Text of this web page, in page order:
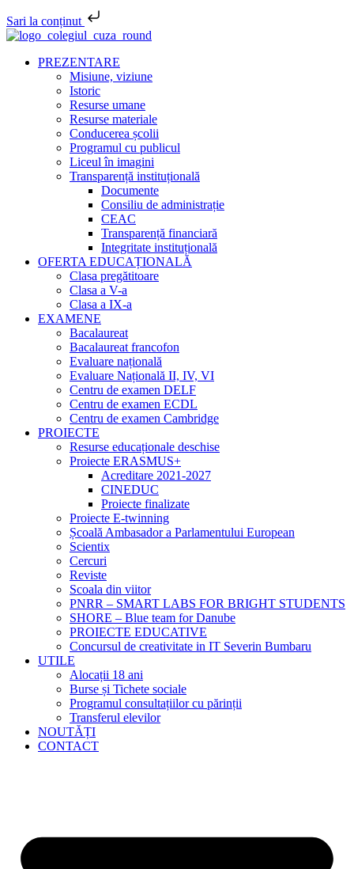
Sari la conținut
PREZENTARE
Misiune, viziune
Istoric
Resurse umane
Resurse materiale
Conducerea școlii
Programul cu publicul
Liceul în imagini
Transparență instituțională
Documente
Consiliu de administrație
CEAC
Transparență financiară
Integritate instituțională
OFERTA EDUCAȚIONALĂ
Clasa pregătitoare
Clasa a V-a
Clasa a IX-a
EXAMENE
Bacalaureat
Bacalaureat francofon
Evaluare națională
Evaluare Națională II, IV, VI
Centru de examen DELF
Centru de examen ECDL
Centru de examen Cambridge
PROIECTE
Resurse educaționale deschise
Proiecte ERASMUS+
Acreditare 2021-2027
CINEDUC
Proiecte finalizate
Proiecte E-twinning
Școală Ambasador a Parlamentului European
Scientix
Cercuri
Reviste
Scoala din viitor
PNRR – SMART LABS FOR BRIGHT STUDENTS
SHORE – Blue team for Danube
PROIECTE EDUCATIVE
Concursul de creativitate in IT Severin Bumbaru
UTILE
Alocații 18 ani
Burse și Tichete sociale
Programul consultațiilor cu părinții
Transferul elevilor
NOUTĂȚI
CONTACT